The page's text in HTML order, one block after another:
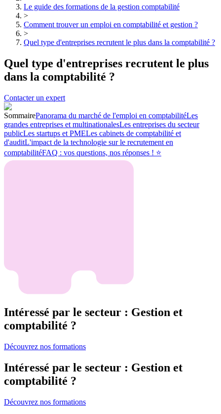
Le guide des formations de la gestion comptabilité
>
Comment trouver un emploi en comptabilité et gestion ?
>
Quel type d'entreprises recrutent le plus dans la comptabilité ?
Quel type d'entreprises recrutent le plus
dans la comptabilité ?
Contacter un expert
SommairePanorama du marché de l'emploi en comptabilitéLes
grandes entreprises et multinationalesLes entreprises du secteur
publicLes startups et PMELes cabinets de comptabilité et
d'auditL'impact de la technologie sur le recrutement en
comptabilitéFAQ : vos questions, nos réponses ! ⭐
Intéressé par le secteur : Gestion et
comptabilité ?
Découvrez nos formations
Intéressé par le secteur : Gestion et
comptabilité ?
Découvrez nos formations